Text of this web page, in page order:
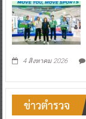
4 สิงหาคม 2026
ข่าวตำรวจ